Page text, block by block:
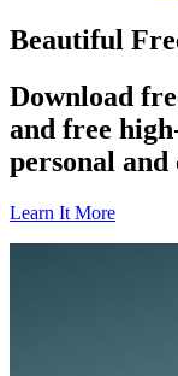
Beautiful
Download
and free
personal and
Learn It More